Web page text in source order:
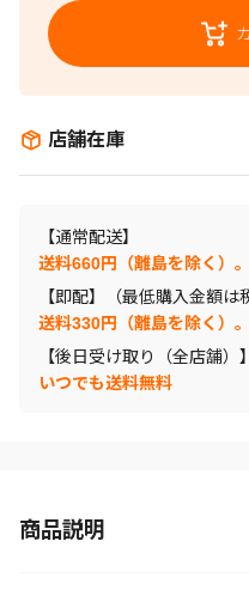
店舗在庫
【通常配送】
送料660円（離島を除く）
【即配】（最低購入金額は
送料330円（離島を除く）
【後日受け取り（全店舗）】
いつでも送料無料
商品説明